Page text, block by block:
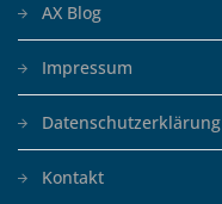
AX Blog
Impressum
Datenschutzerklärung
Kontakt